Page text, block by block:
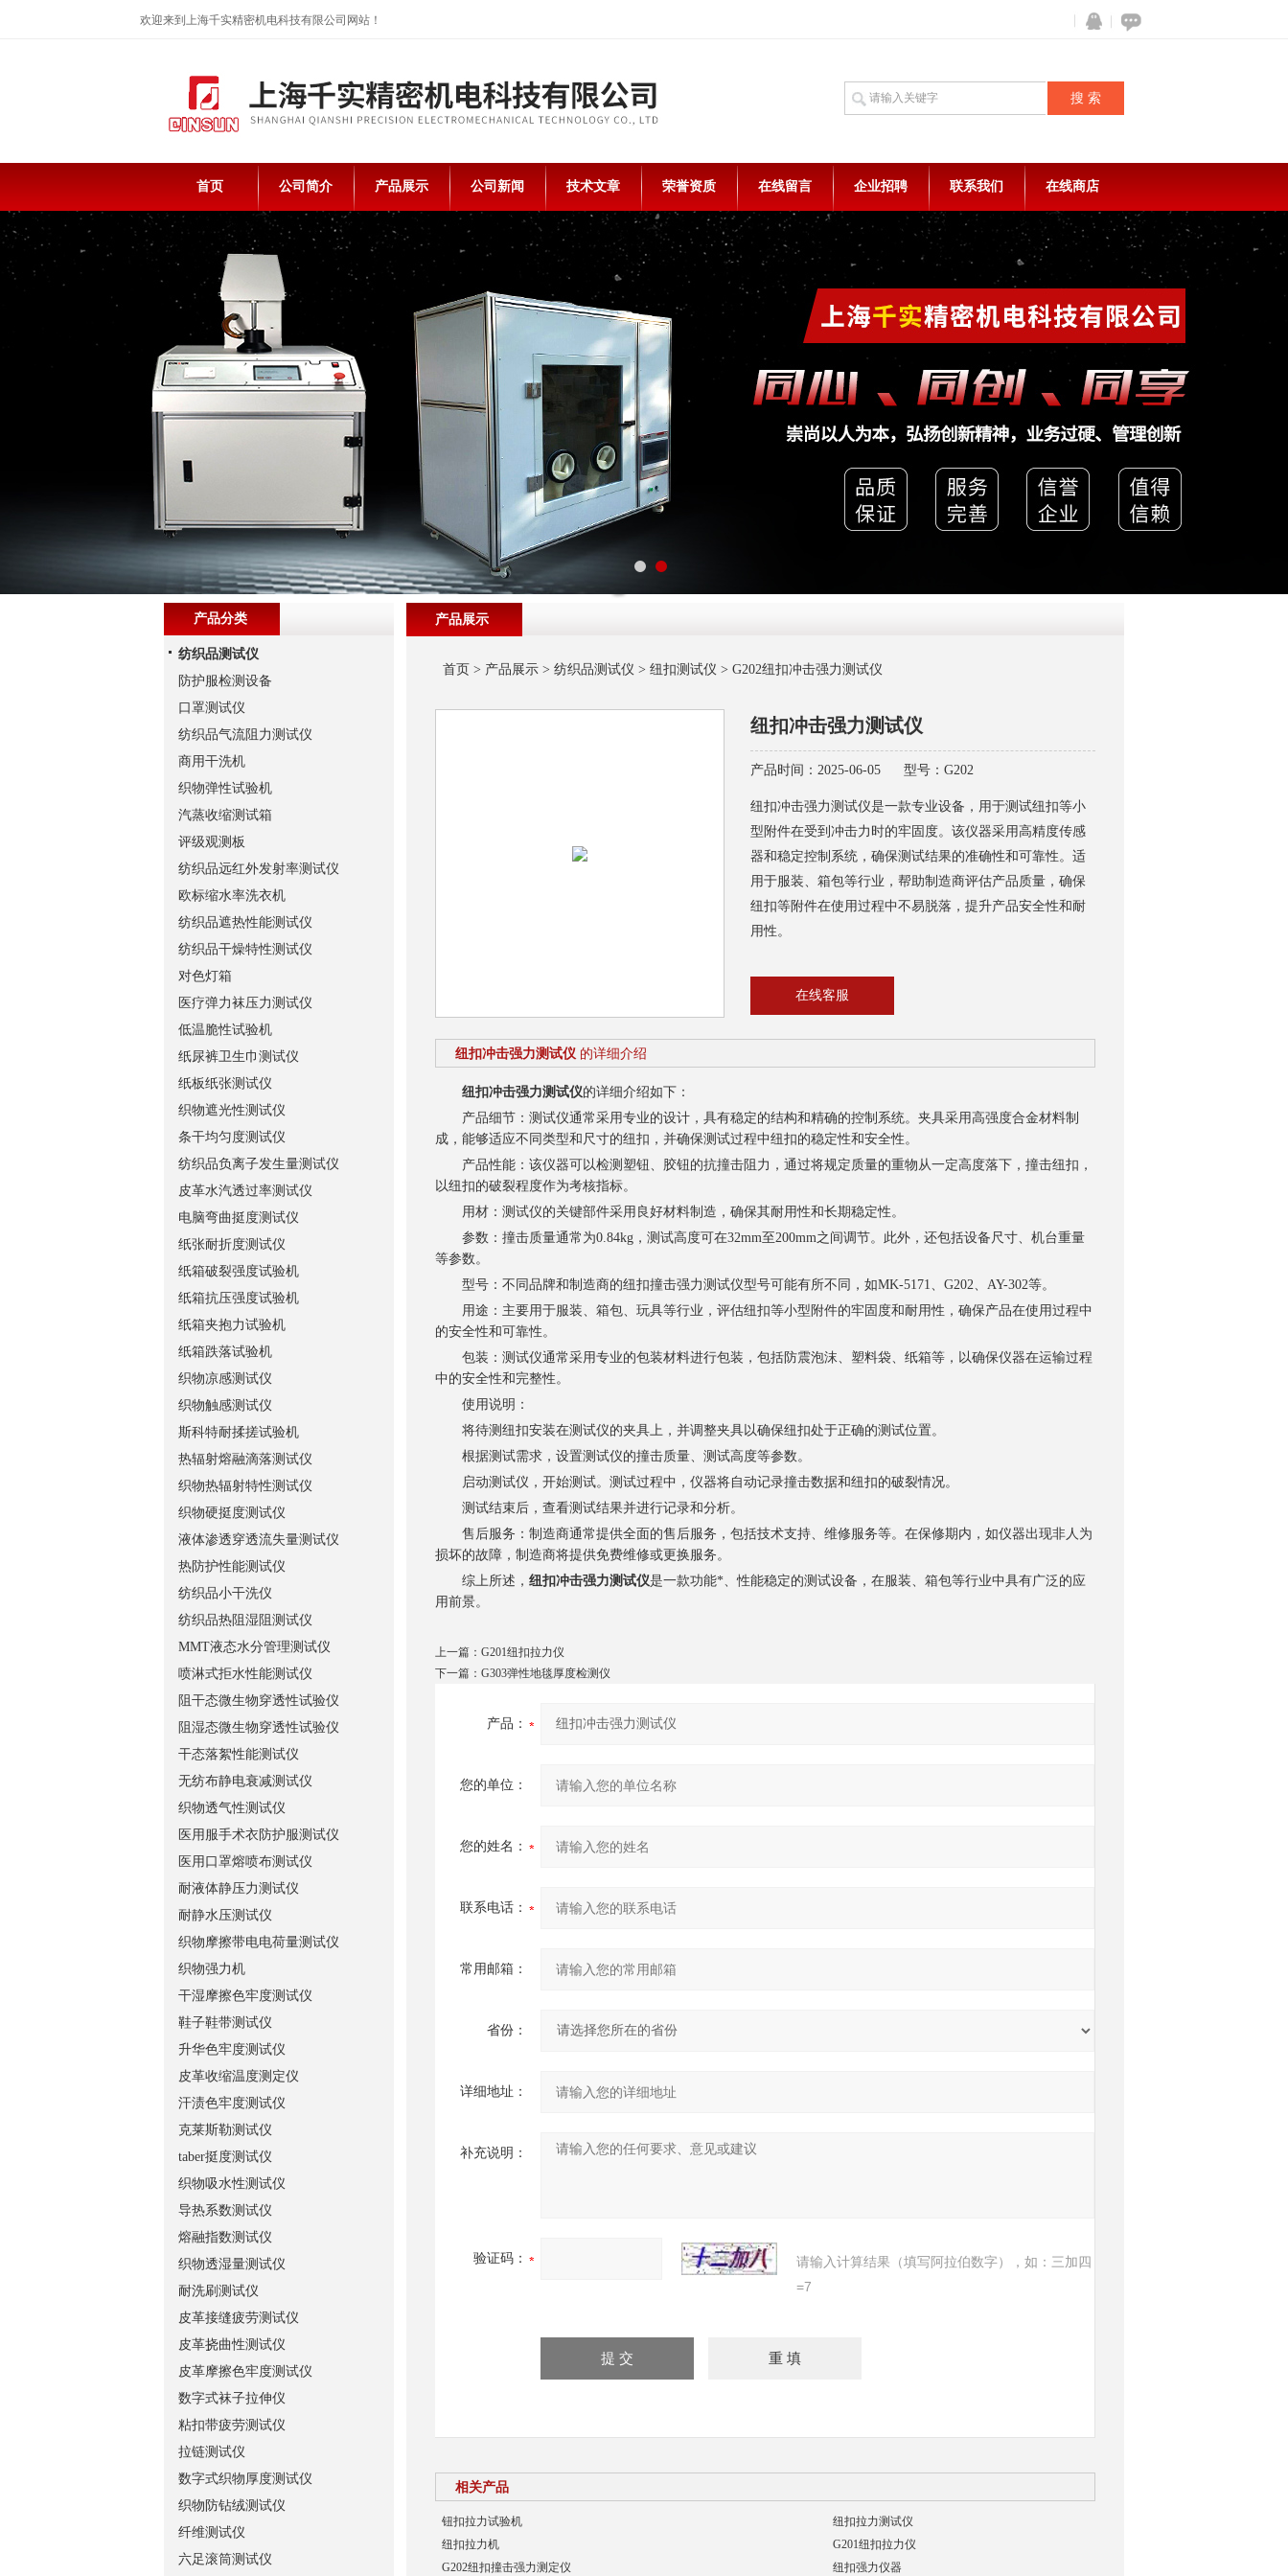
欢迎来到上海千实精密机电科技有限公司网站！
在线咨
首页 公司简介 产品展示 公司新闻 技术文章 荣誉资质 在线留言 企业招聘 联系我们 在线商店
产品展示
首页 > 产品展示> 纺织品测试仪 > 纽扣测试仪 > G202纽扣冲击强力测试仪
纽扣冲击强力测试仪
产品时间：2025-06-05 型号：G202
纽扣冲击强力测试仪是一款专业设备，用于测试纽扣等小
型附件在受到冲击力时的牢固度。该仪器采用高精度传感
器和稳定控制系统，确保测试结果的准确性和可靠性。适
用于服装、箱包等行业，帮助制造商评估产品质量，确保
纽扣等附件在使用过程中不易脱落，提升产品安全性和耐
用性。
在线客服
纽扣冲击强力测试仪 的详细介绍
纽扣冲击强力测试仪的详细介绍如下：
产品细节：测试仪通常采用专业的设计，具有稳定的结构和精确的控制系统。夹具采用高强度合金材料制
成，能够适应不同类型和尺寸的纽扣，并确保测试过程中纽扣的稳定性和安全性。
产品性能：该仪器可以检测塑钮、胶钮的抗撞击阻力，通过将规定质量的重物从一定高度落下，撞击纽扣，
以纽扣的破裂程度作为考核指标。
用材：测试仪的关键部件采用良好材料制造，确保其耐用性和长期稳定性。
参数：撞击质量通常为0.84kg，测试高度可在32mm至200mm之间调节。此外，还包括设备尺寸、机台重量
等参数。
型号：不同品牌和制造商的纽扣撞击强力测试仪型号可能有所不同，如MK-5171、G202、AY-302等。
用途：主要用于服装、箱包、玩具等行业，评估纽扣等小型附件的牢固度和耐用性，确保产品在使用过程中
的安全性和可靠性。
包装：测试仪通常采用专业的包装材料进行包装，包括防震泡沫、塑料袋、纸箱等，以确保仪器在运输过程
中的安全性和完整性。
使用说明：
将待测纽扣安装在测试仪的夹具上，并调整夹具以确保纽扣处于正确的测试位置。
根据测试需求，设置测试仪的撞击质量、测试高度等参数。
启动测试仪，开始测试。测试过程中，仪器将自动记录撞击数据和纽扣的破裂情况。
测试结束后，查看测试结果并进行记录和分析。
售后服务：制造商通常提供全面的售后服务，包括技术支持、维修服务等。在保修期内，如仪器出现非人为
损坏的故障，制造商将提供免费维修或更换服务。
综上所述， 纽扣冲击强力测试仪是一款功能*、性能稳定的测试设备，在服装、箱包等行业中具有广泛的应
用前景。
上一篇： G201纽扣拉力仪
下一篇： G303弹性地毯厚度检测仪
产品：
您的单位：
您的姓名：
联系电话：
常用邮箱：
省份：
详细地址：
补充说明：
验证码：
请输入计算结果（填写阿拉伯数字），如：三加四
=7
相关产品
钮扣拉力试验机
纽扣拉力测试仪
纽扣拉力机
G201纽扣拉力仪
G202纽扣撞击强力测定仪
纽扣强力仪器
产品分类
纺织品测试仪
防护服检测设备
口罩测试仪
纺织品气流阻力测试仪
商用干洗机
织物弹性试验机
汽蒸收缩测试箱
评级观测板
纺织品远红外发射率测试仪
欧标缩水率洗衣机
纺织品遮热性能测试仪
纺织品干燥特性测试仪
对色灯箱
医疗弹力袜压力测试仪
低温脆性试验机
纸尿裤卫生巾测试仪
纸板纸张测试仪
织物遮光性测试仪
条干均匀度测试仪
纺织品负离子发生量测试仪
皮革水汽透过率测试仪
电脑弯曲挺度测试仪
纸张耐折度测试仪
纸箱破裂强度试验机
纸箱抗压强度试验机
纸箱夹抱力试验机
纸箱跌落试验机
织物凉感测试仪
织物触感测试仪
斯科特耐揉搓试验机
热辐射熔融滴落测试仪
织物热辐射特性测试仪
织物硬挺度测试仪
液体渗透穿透流失量测试仪
热防护性能测试仪
纺织品小干洗仪
纺织品热阻湿阻测试仪
MMT液态水分管理测试仪
喷淋式拒水性能测试仪
阻干态微生物穿透性试验仪
阻湿态微生物穿透性试验仪
干态落絮性能测试仪
无纺布静电衰减测试仪
织物透气性测试仪
医用服手术衣防护服测试仪
医用口罩熔喷布测试仪
耐液体静压力测试仪
耐静水压测试仪
织物摩擦带电电荷量测试仪
织物强力机
干湿摩擦色牢度测试仪
鞋子鞋带测试仪
升华色牢度测试仪
皮革收缩温度测定仪
汗渍色牢度测试仪
克莱斯勒测试仪
taber挺度测试仪
织物吸水性测试仪
导热系数测试仪
熔融指数测试仪
织物透湿量测试仪
耐洗刷测试仪
皮革接缝疲劳测试仪
皮革挠曲性测试仪
皮革摩擦色牢度测试仪
数字式袜子拉伸仪
粘扣带疲劳测试仪
拉链测试仪
数字式织物厚度测试仪
织物防钻绒测试仪
纤维测试仪
六足滚筒测试仪